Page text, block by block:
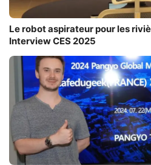
Le robot aspirateur pour les
Interview CES 2025